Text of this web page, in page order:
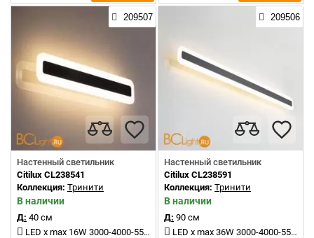
209507
Настенный светильник
Citilux CL238541
Коллекция: Тринити
В наличии
Д: 40 см
LED x max 16W 3000-4000-5500K 1500Lm
209506
Настенный светильник
Citilux CL238591
Коллекция: Тринити
В наличии
Д: 90 см
LED x max 36W 3000-4000-5500K 4000Lm